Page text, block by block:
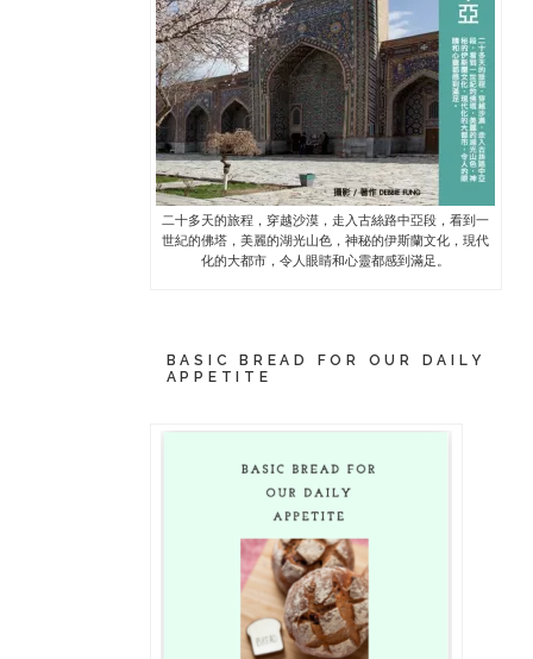
二十多天的旅程，穿越沙漠，走入古絲路中亞段，看到一
世紀的佛塔，美麗的湖光山色，神秘的伊斯蘭文化，現代
化的大都市，令人眼睛和心靈都感到滿足。
BASIC BREAD FOR OUR DAILY
APPETITE